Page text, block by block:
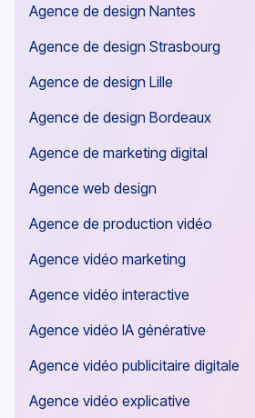
Agence de design Nantes
Agence de design Strasbourg
Agence de design Lille
Agence de design Bordeaux
Agence de marketing digital
Agence web design
Agence de production vidéo
Agence vidéo marketing
Agence vidéo interactive
Agence vidéo IA générative
Agence vidéo publicitaire digitale
Agence vidéo explicative